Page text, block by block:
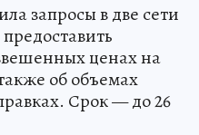
запросы в две сети
ценах на
об объемах
Срок — до 26